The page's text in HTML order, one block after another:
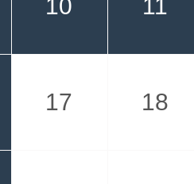
10 11
17 18